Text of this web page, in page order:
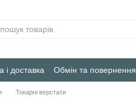
і доставка Обмін та повернення
Токарні верстати